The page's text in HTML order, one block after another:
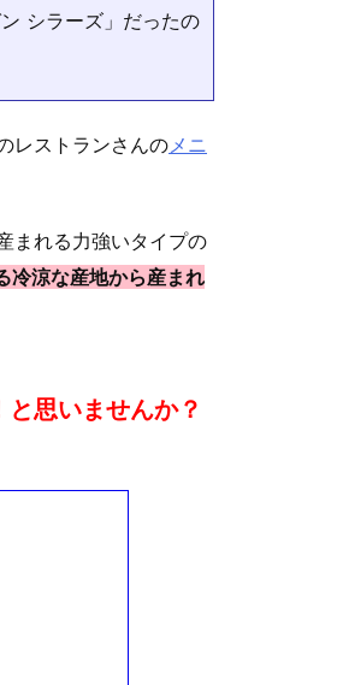
シラーズ」だったの
レストランさんの メニ
まれる力強いタイプの
冷涼な産地から産まれ
思いませんか？